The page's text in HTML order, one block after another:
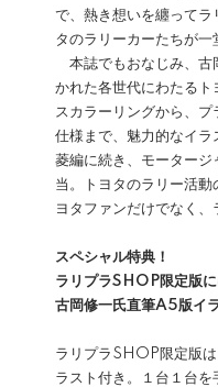
で、熱き想いを纏ってラ
タのラリーカーたちが一
本誌でもおなじみ、古
かれた各世代にわたるト
スカラーリングから、
仕様まで、魅力的なイラ
菱編に続き、モータージ
当。トヨタのラリー活動
ヨタファンだけでなく、
スペシャル特典！
ラリプラSHOP限定版
古岡修一氏直筆A5版イ
ラリプラSHOP限定版
ラスト付き。１台１台